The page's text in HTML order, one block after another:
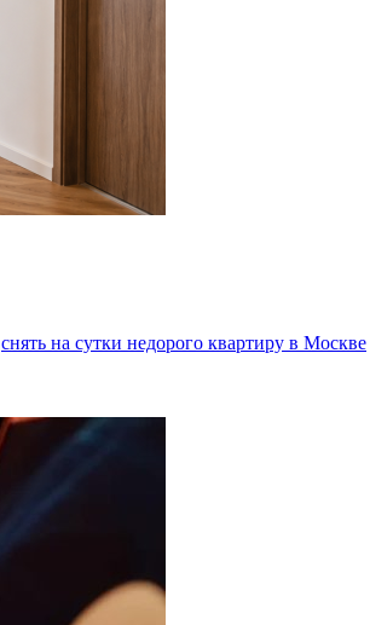
снять на сутки недорого квартиру в Москве